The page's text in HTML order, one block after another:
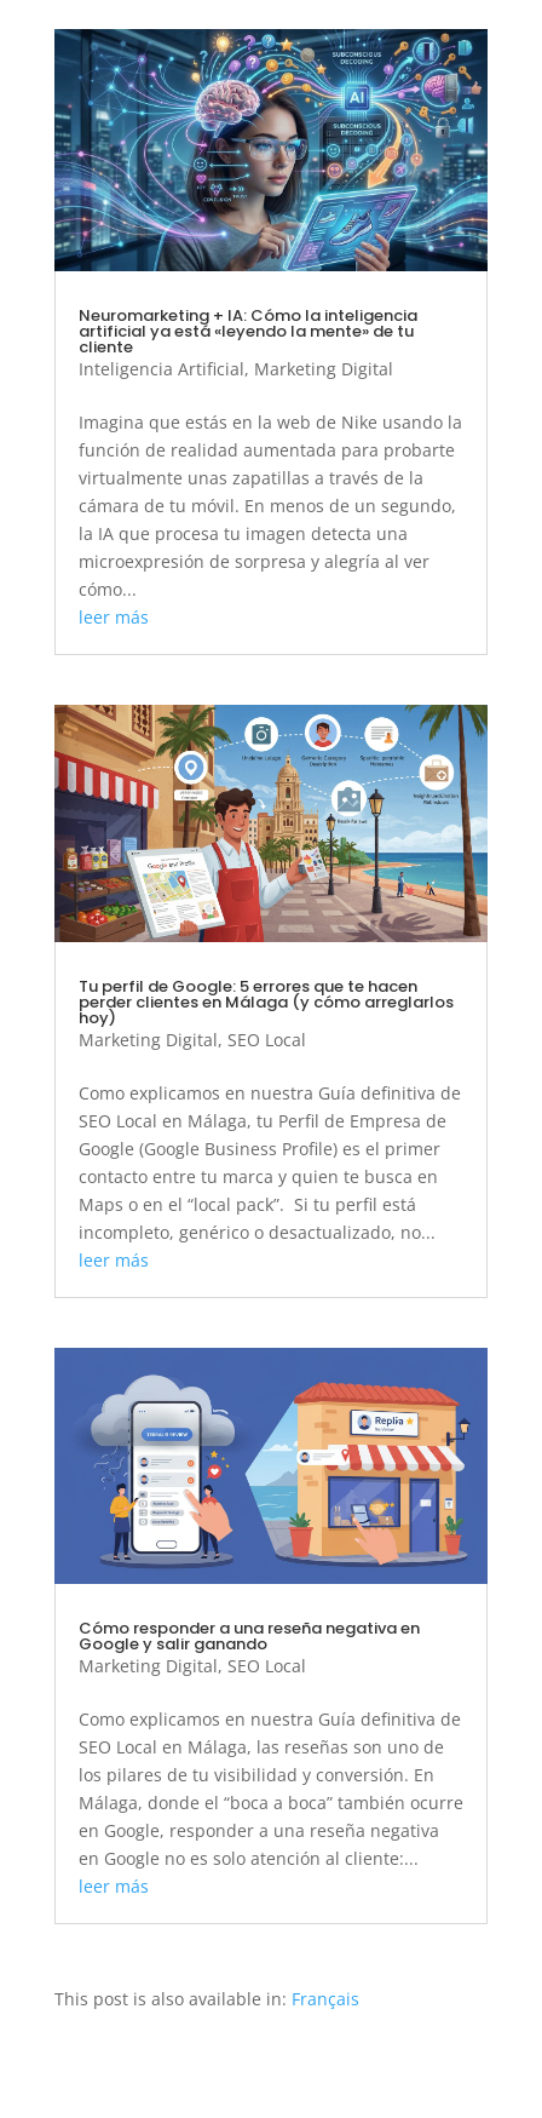
Neuromarketing + IA: Cómo la inteligencia
artificial ya está «leyendo la mente» de tu
cliente
Inteligencia Artificial, Marketing Digital
Imagina que estás en la web de Nike usando la
función de realidad aumentada para probarte
virtualmente unas zapatillas a través de la
cámara de tu móvil. En menos de un segundo,
la IA que procesa tu imagen detecta una
microexpresión de sorpresa y alegría al ver
cómo...
leer más
Tu perfil de Google: 5 errores que te hacen
perder clientes en Málaga (y cómo arreglarlos
hoy)
Marketing Digital, SEO Local
Como explicamos en nuestra Guía definitiva de
SEO Local en Málaga, tu Perfil de Empresa de
Google (Google Business Profile) es el primer
contacto entre tu marca y quien te busca en
Maps o en el “local pack”. Si tu perfil está
incompleto, genérico o desactualizado, no...
leer más
Cómo responder a una reseña negativa en
Google y salir ganando
Marketing Digital, SEO Local
Como explicamos en nuestra Guía definitiva de
SEO Local en Málaga, las reseñas son uno de
los pilares de tu visibilidad y conversión. En
Málaga, donde el “boca a boca” también ocurre
en Google, responder a una reseña negativa
en Google no es solo atención al cliente:...
leer más
This post is also available in: Français